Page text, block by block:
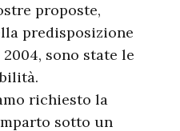
proposte,
predisposizione
sono state le
richiesto la
sotto un